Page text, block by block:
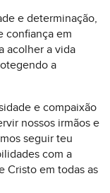
e determinação,
confiança em
acolher a vida
a
e compaixão
nossos irmãos e
seguir teu
com a
Cristo em todas as